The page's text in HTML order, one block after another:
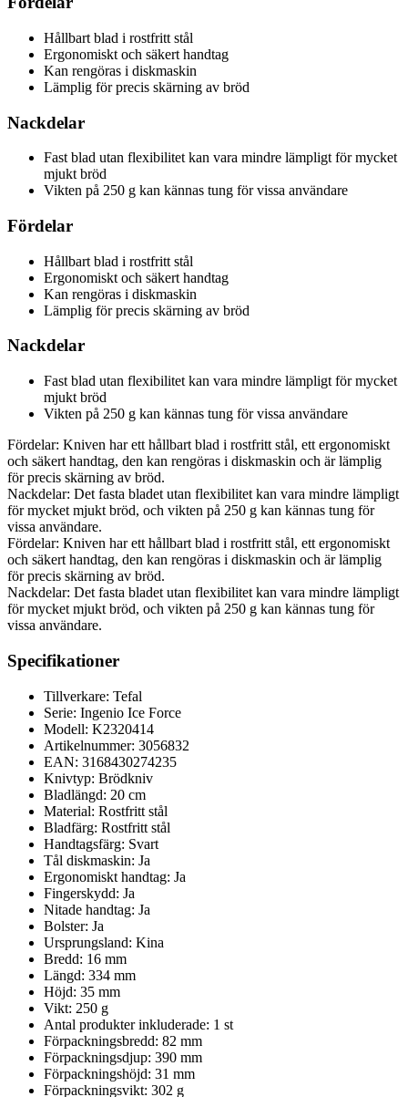
Hållbart blad i rostfritt stål
Ergonomiskt och säkert handtag
Kan rengöras i diskmaskin
Lämplig för precis skärning av bröd
Nackdelar
Fast blad utan flexibilitet kan vara mindre lämpligt för mycket
mjukt bröd
Vikten på 250 g kan kännas tung för vissa användare
Fördelar
Hållbart blad i rostfritt stål
Ergonomiskt och säkert handtag
Kan rengöras i diskmaskin
Lämplig för precis skärning av bröd
Nackdelar
Fast blad utan flexibilitet kan vara mindre lämpligt för mycket
mjukt bröd
Vikten på 250 g kan kännas tung för vissa användare
Fördelar: Kniven har ett hållbart blad i rostfritt stål, ett ergonomiskt
och säkert handtag, den kan rengöras i diskmaskin och är lämplig
för precis skärning av bröd.
Nackdelar: Det fasta bladet utan flexibilitet kan vara mindre lämpligt
för mycket mjukt bröd, och vikten på 250 g kan kännas tung för
vissa användare.
Fördelar: Kniven har ett hållbart blad i rostfritt stål, ett ergonomiskt
och säkert handtag, den kan rengöras i diskmaskin och är lämplig
för precis skärning av bröd.
Nackdelar: Det fasta bladet utan flexibilitet kan vara mindre lämpligt
för mycket mjukt bröd, och vikten på 250 g kan kännas tung för
vissa användare.
Specifikationer
Tillverkare: Tefal
Serie: Ingenio Ice Force
Modell: K2320414
Artikelnummer: 3056832
EAN: 3168430274235
Knivtyp: Brödkniv
Bladlängd: 20 cm
Material: Rostfritt stål
Bladfärg: Rostfritt stål
Handtagsfärg: Svart
Tål diskmaskin: Ja
Ergonomiskt handtag: Ja
Fingerskydd: Ja
Nitade handtag: Ja
Bolster: Ja
Ursprungsland: Kina
Bredd: 16 mm
Längd: 334 mm
Höjd: 35 mm
Vikt: 250 g
Antal produkter inkluderade: 1 st
Förpackningsbredd: 82 mm
Förpackningsdjup: 390 mm
Förpackningshöjd: 31 mm
Förpackningsvikt: 302 g